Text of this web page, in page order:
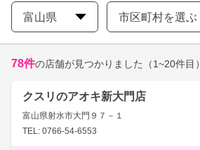
富山県 市区町村を選ぶ
78件の店舗が見つかりました （1~20件目）
クスリのアオキ新大門店
富山県射水市大門９７－１
TEL: 0766-54-6553